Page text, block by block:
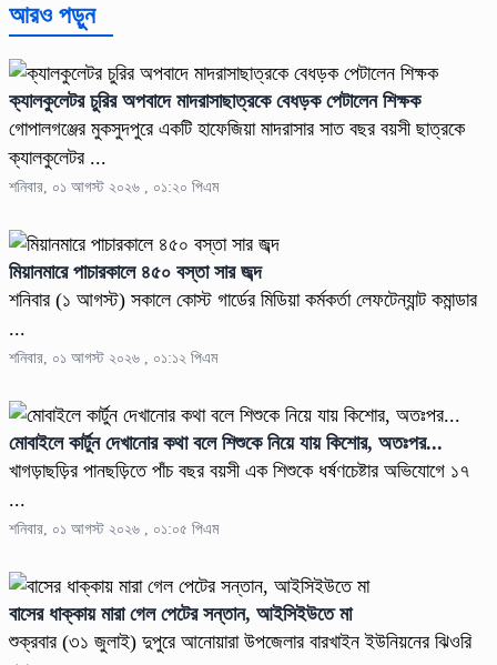
আরও পড়ুন
ক্যালকুলেটর চুরির অপবাদে মাদরাসাছাত্রকে বেধড়ক পেটালেন শিক্ষক
গোপালগঞ্জের মুকসুদপুরে একটি হাফেজিয়া মাদরাসার সাত বছর বয়সী ছাত্রকে
ক্যালকুলেটর ...
শনিবার, ০১ আগস্ট ২০২৬ , ০১:২০ পিএম
মিয়ানমারে পাচারকালে ৪৫০ বস্তা সার জব্দ
শনিবার (১ আগস্ট) সকালে কোস্ট গার্ডের মিডিয়া কর্মকর্তা লেফটেন্যান্ট কমান্ডার
...
শনিবার, ০১ আগস্ট ২০২৬ , ০১:১২ পিএম
মোবাইলে কার্টুন দেখানোর কথা বলে শিশুকে নিয়ে যায় কিশোর, অতঃপর...
খাগড়াছড়ির পানছড়িতে পাঁচ বছর বয়সী এক শিশুকে ধর্ষণচেষ্টার অভিযোগে ১৭
...
শনিবার, ০১ আগস্ট ২০২৬ , ০১:০৫ পিএম
বাসের ধাক্কায় মারা গেল পেটের সন্তান, আইসিইউতে মা
শুক্রবার (৩১ জুলাই) দুপুরে আনোয়ারা উপজেলার বারখাইন ইউনিয়নের ঝিওরি